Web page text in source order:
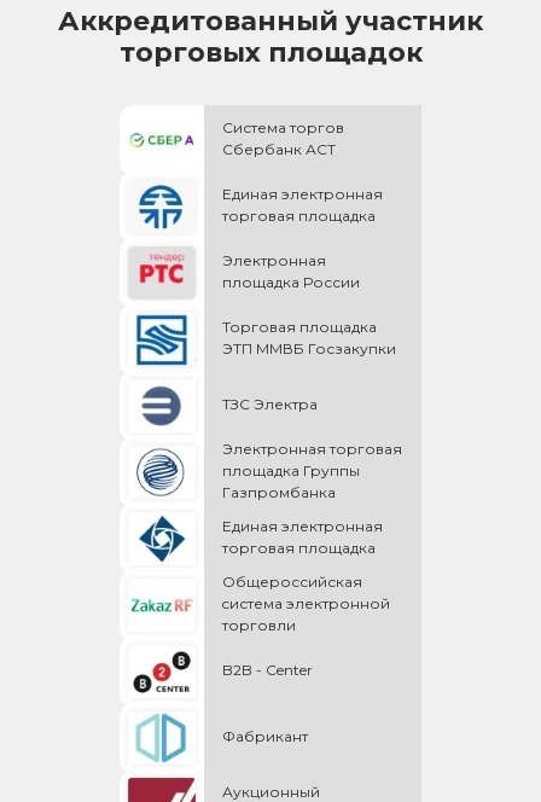
Аккредитованный участник
торговых площадок
Система торгов
Сбербанк АСТ
Единая электронная
торговая площадка
Электронная
площадка России
Торговая площадка
ЭТП ММВБ Госзакупки
ТЗС Электра
Электронная торговая
площадка Группы
Газпромбанка
Единая электронная
торговая площадка
Общероссийская
cистема электронной
торговли
B2B - Center
Фабрикант
Аукционный